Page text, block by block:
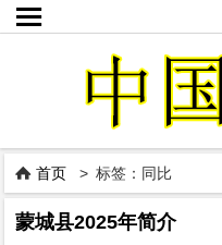

 首页 > 标签：同比
蒙城县2025年简介